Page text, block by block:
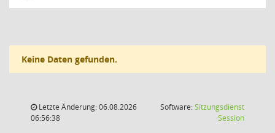
Keine Daten gefunden.
Letzte Änderung: 06.08.2026
06:56:38
Software:Sitzungsdienst
Session(Wird in